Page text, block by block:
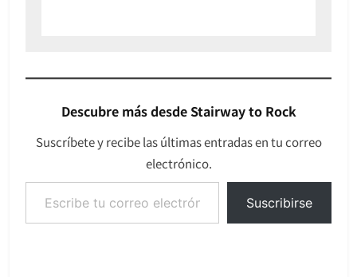
Descubre más desde Stairway to Rock
Suscríbete y recibe las últimas entradas en tu correo
electrónico.
Escribe tu correo electrónico…
Suscribirse